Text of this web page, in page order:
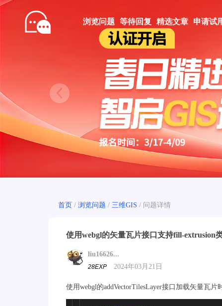
Prev
浏览问题 等待回复 精选文章 申请试
首页 / 浏览问题 / 三维GIS / 问题详情
使用webgl的矢量瓦片接口支持fill-extrusion
liu16626...
28EXP 2024年03月21日
使用webgl的addVectorTilesLayer接口加载矢量瓦